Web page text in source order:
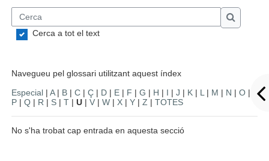
Cerca
Cerca
Cerca a tot el text
Navegueu pel glossari utilitzant aquest índex
Especial |A| B |C |Ç | D | E | F |G | H | I |J | K | L | M | N |O |
P |Q | R | S |T |U |V |W | X |Y |Z |TOTES
No s'ha trobat cap entrada en aquesta secció